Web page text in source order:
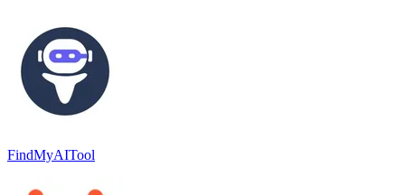
FindMyAITool